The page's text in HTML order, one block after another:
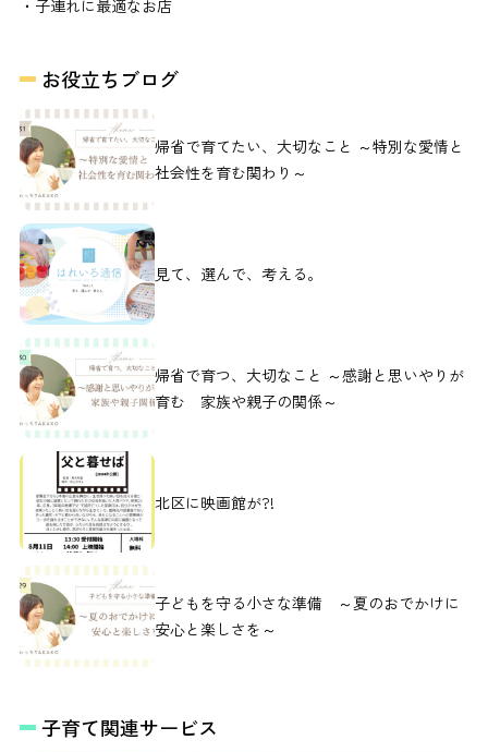
・子連れに最適なお店
お役立ちブログ
帰省で育てたい、大切なこと ～特別な愛情と
社会性を育む関わり～
見て、選んで、考える。
帰省で育つ、大切なこと ～感謝と思いやりが
育む 家族や親子の関係～
北区に映画館が?!
子どもを守る小さな準備 ～夏のおでかけに
安心と楽しさを～
子育て関連サービス